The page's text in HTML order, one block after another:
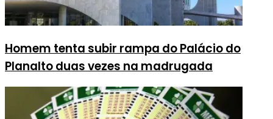
Homem tenta subir rampa do Palácio do
Planalto duas vezes na madrugada